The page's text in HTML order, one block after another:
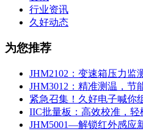
行业资讯
久好动态
为您推荐
JHM2102：变速箱压力监
JHM3012：精准测温，节
紧急召集！久好电子喊你
IIC批量板：高效校准，轻
JHM5001—解锁红外感应